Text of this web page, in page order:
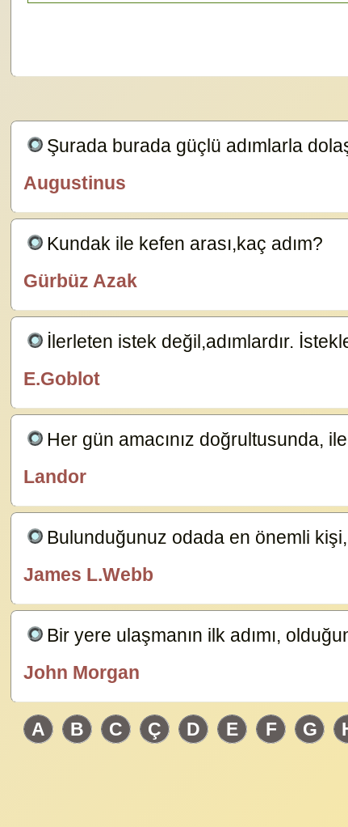
Şurada burada güçlü adımlarla
Augustinus
Kundak ile kefen arası,kaç adım?
Gürbüz Azak
İlerleten istek değil,adımlardır.
E.Goblot
Her gün amacınız doğrultusunda,
Landor
Bulunduğunuz odada en önemli
James L.Webb
Bir yere ulaşmanın ilk adımı,
John Morgan
A B C Ç D E F G